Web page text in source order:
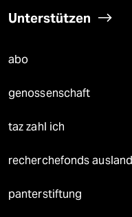
Unterstützen
abo
genossenschaft
taz zahl ich
recherchefonds ausland
panterstiftung